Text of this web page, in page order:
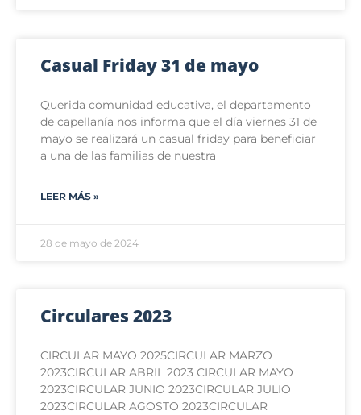
Casual Friday 31 de mayo
Querida comunidad educativa, el departamento
de capellanía nos informa que el día viernes 31 de
mayo se realizará un casual friday para beneficiar
a una de las familias de nuestra
LEER MÁS »
28 de mayo de 2024
Circulares 2023
CIRCULAR MAYO 2025CIRCULAR MARZO
2023CIRCULAR ABRIL 2023 CIRCULAR MAYO
2023CIRCULAR JUNIO 2023CIRCULAR JULIO
2023CIRCULAR AGOSTO 2023CIRCULAR